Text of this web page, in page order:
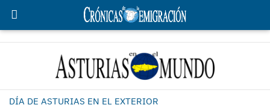
DÍA DE ASTURIAS EN EL EXTERIOR